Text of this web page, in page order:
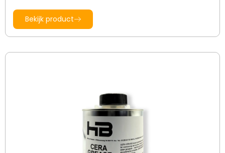
Bekijk product